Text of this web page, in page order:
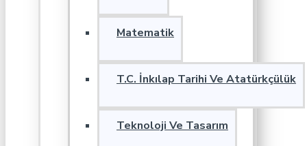
Matematik
T.C. İnkılap Tarihi Ve Atatürkçülük
Teknoloji Ve Tasarım